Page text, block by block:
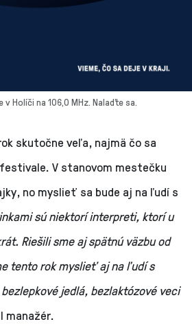
v Holíči na 106,0 MHz. Nalaďte sa.
skutočne veľa, najmä čo sa
V stanovom mestečku
no myslieť sa bude aj na ľudí s
sú niektorí interpreti, ktorí u
Riešili sme aj spätnú väzbu od
tento rok myslieť aj na ľudí s
jedlá, bezlaktózové veci
manažér.